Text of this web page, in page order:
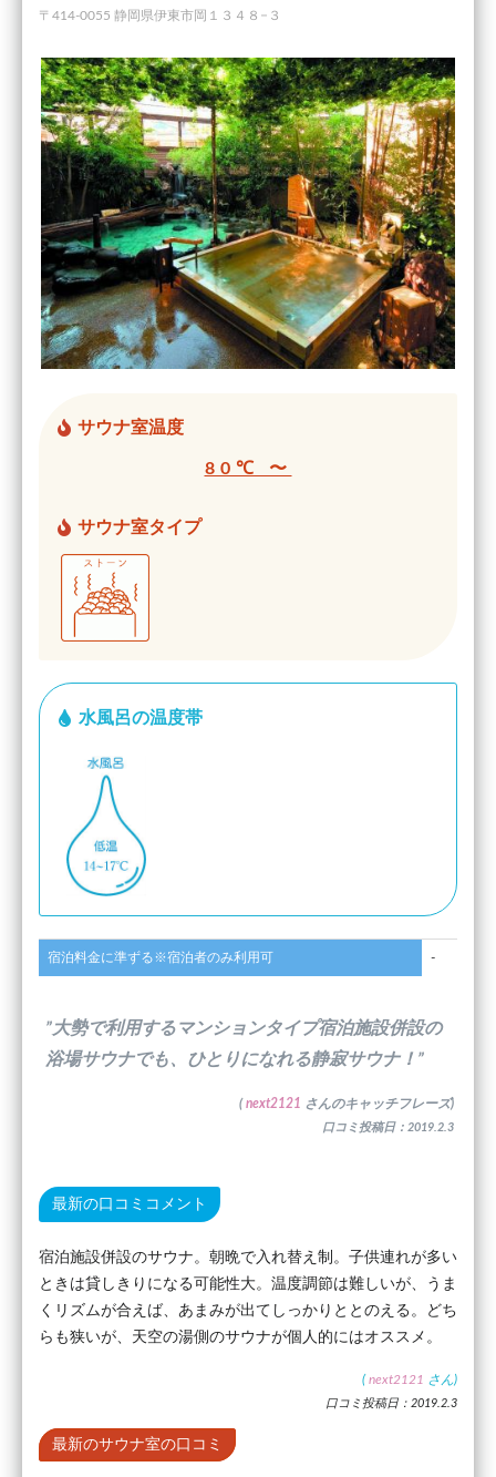
〒414-0055 静岡県伊東市岡１３４８−３
サウナ室温度
80℃ 〜
サウナ室タイプ
水風呂の温度帯
宿泊料金に準ずる※宿泊者のみ利用可 -
”大勢で利用するマンションタイプ宿泊施設併設の
浴場サウナでも、ひとりになれる静寂サウナ！”
( next2121 さんのキャッチフレーズ)
口コミ投稿日：2019.2.3
最新の口コミコメント
宿泊施設併設のサウナ。朝晩で入れ替え制。子供連れが多い
ときは貸しきりになる可能性大。温度調節は難しいが、うま
くリズムが合えば、あまみが出てしっかりととのえる。どち
らも狭いが、天空の湯側のサウナが個人的にはオススメ。
( next2121 さん)
口コミ投稿日：2019.2.3
最新のサウナ室の口コミ